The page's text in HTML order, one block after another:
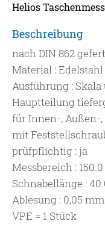
Helios
Beschreibung
nach DIN 862
Material :
Ausführung :
Hauptteilung
für Innen-, Außen-
mit
prüfpflichtig : ja
Messbereich :
Schnabellänge :
Ablesung : 0,05
VPE = 1 Stück